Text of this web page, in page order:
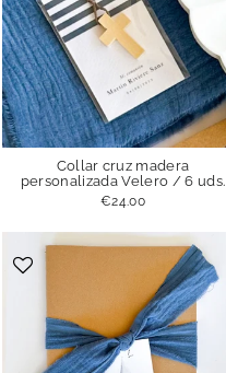
Collar cruz madera
personalizada Velero / 6 uds.
€24.00